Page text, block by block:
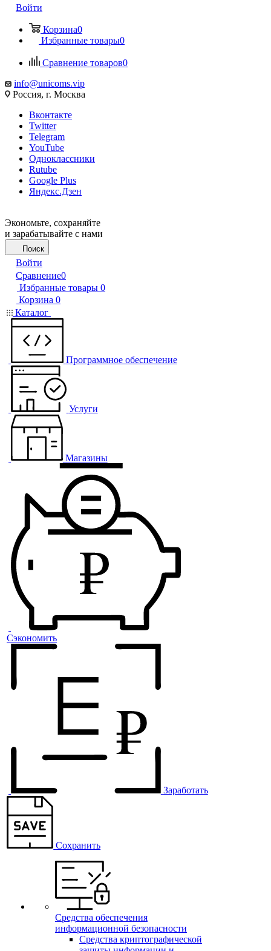
Войти
Корзина0
Избранные товары0
Сравнение товаров0
info@unicoms.vip
Россия, г. Москва
Вконтакте
Twitter
Telegram
YouTube
Одноклассники
Rutube
Google Plus
Яндекс.Дзен
Экономьте, сохраняйте
и зарабатывайте с нами
Поиск
Войти
Сравнение0
Избранные товары 0
Корзина 0
Каталог
Программное обеспечение
Услуги
Магазины
Сэкономить
Заработать
Сохранить
Средства обеспечения
информационной безопасности
Средства криптографической